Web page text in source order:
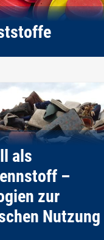
als
–
zur
Nutzung